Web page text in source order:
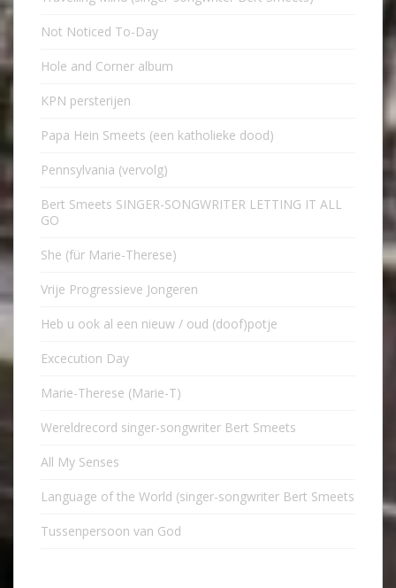
Not Noticed To-Day
Hole and Corner album
KPN persterijen
Papa Hein Smeets (een katholieke dood)
Pennsylvania (vervolg)
Bert Smeets SINGER-SONGWRITER LETTING IT ALL
GO
She (für Marie-Therese)
Vrije Progressieve Jongeren
Heb u ook al een nieuw / oud (doof)potje
Excecution Day
Marie-Therese (Marie-T)
Wereldrecord singer-songwriter Bert Smeets
All My Senses
Language of the World (singer-songwriter Bert Smeets
Tussenpersoon van God